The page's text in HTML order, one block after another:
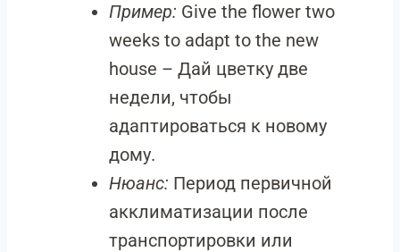
Пример: Give the flower two
weeks to adapt to the new
house – Дай цветку две
недели, чтобы
адаптироваться к новому
дому.
Нюанс: Период первичной
акклиматизации после
транспортировки или